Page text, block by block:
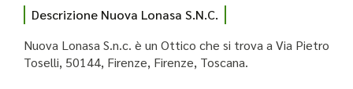
Descrizione Nuova Lonasa S.n.c.
Nuova Lonasa S.n.c. è un Ottico che si trova a Via Pietro
Toselli, 50144, Firenze, Firenze, Toscana.